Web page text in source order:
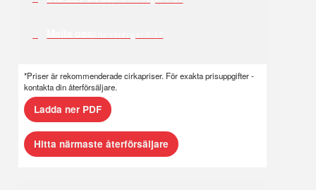
*Priser är rekommenderade cirkapriser. För exakta prisuppgifter -
kontakta din återförsäljare.
Ladda ner PDF
Hitta närmaste återförsäljare